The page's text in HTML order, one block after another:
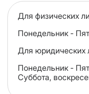
Для физических
Понедельник -
Для юридических
Понедельник -
Суббота,